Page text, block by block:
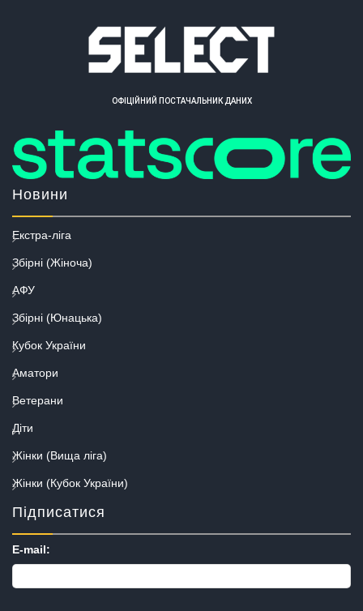
ОФІЦІЙНИЙ ПОСТАЧАЛЬНИК ДАНИХ
Новини
Екстра-ліга
Збірні (Жіноча)
АФУ
Збірні (Юнацька)
Кубок України
Аматори
Ветерани
Діти
Жінки (Вища ліга)
Жінки (Кубок України)
Підписатися
E-mail: